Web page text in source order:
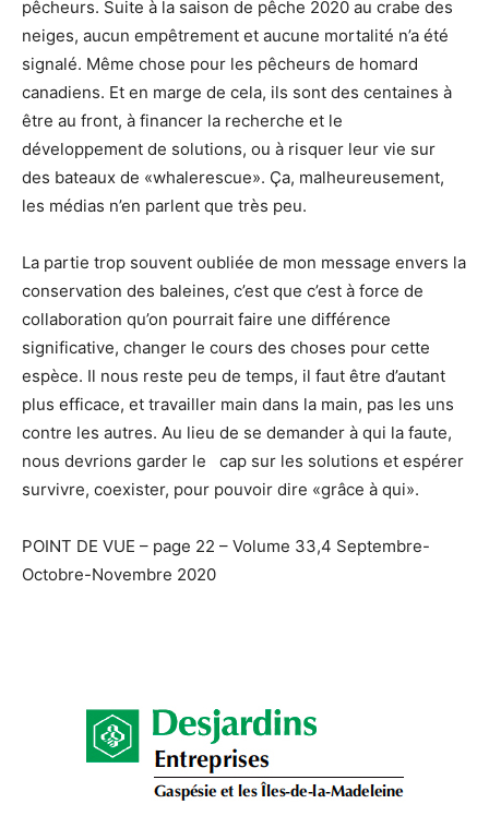
pêcheurs. Suite à la saison de pêche 2020 au crabe des
neiges, aucun empêtrement et aucune mortalité n’a été
signalé. Même chose pour les pêcheurs de homard
canadiens. Et en marge de cela, ils sont des centaines à
être au front, à financer la recherche et le
développement de solutions, ou à risquer leur vie sur
des bateaux de «whalerescue». Ça, malheureusement,
les médias n’en parlent que très peu.
La partie trop souvent oubliée de mon message envers la
conservation des baleines, c’est que c’est à force de
collaboration qu’on pourrait faire une différence
significative, changer le cours des choses pour cette
espèce. Il nous reste peu de temps, il faut être d’autant
plus efficace, et travailler main dans la main, pas les uns
contre les autres. Au lieu de se demander à qui la faute,
nous devrions garder le cap sur les solutions et espérer
survivre, coexister, pour pouvoir dire «grâce à qui».
POINT DE VUE – page 22 – Volume 33,4 Septembre-
Octobre-Novembre 2020